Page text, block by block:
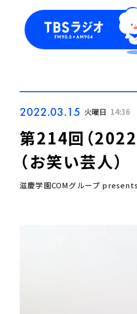
2022.03.15 火曜日 14:36
第214回（
（お笑い芸人）
滋慶学園COMグループ